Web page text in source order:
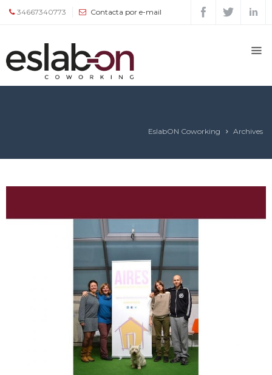
34667340773 Contacta por e-mail
EslabON Coworking Archives
Quiénes
somos